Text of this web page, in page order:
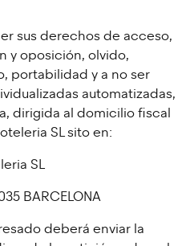
sus derechos de acceso,
y oposición, olvido,
portabilidad y a no ser
automatizadas,
dirigida al domicilio fiscal
SL sito en:
SL
BARCELONA
deberá enviar la